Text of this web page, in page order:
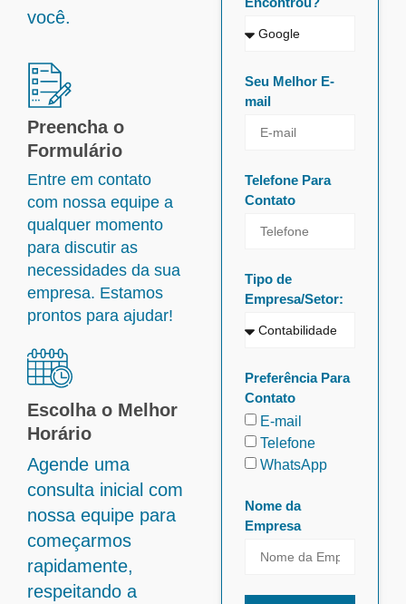
você.
Preencha o
Formulário
Entre em contato
com nossa equipe a
qualquer momento
para discutir as
necessidades da sua
empresa. Estamos
prontos para ajudar!
Escolha o Melhor
Horário
Agende uma
consulta inicial com
nossa equipe para
começarmos
rapidamente,
respeitando a
Seu Melhor E-
mail
Telefone Para
Contato
Tipo de
Empresa/Setor:
Preferência Para
Contato
E-mail
Telefone
WhatsApp
Nome da
Empresa